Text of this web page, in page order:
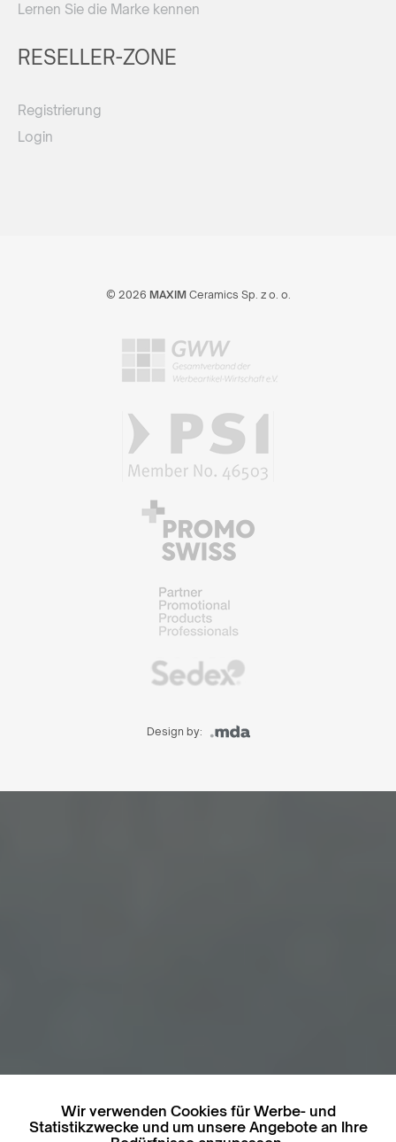
Lernen Sie die Marke kennen
RESELLER-ZONE
Registrierung
Login
© 2026 MAXIMCeramics Sp. z o. o.
Design by:
Wir verwenden Cookies für Werbe- und
Statistikzwecke und um unsere Angebote an Ihre